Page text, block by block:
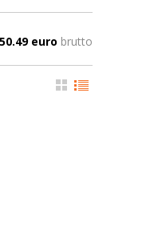
euro brutto